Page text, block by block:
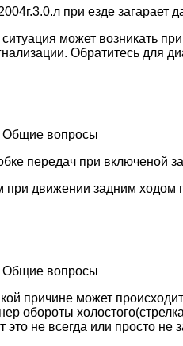
при езде загарает
может возникать
Обратитесь
Общие вопросы
передач при включеной
при движении задним
Общие вопросы
причине может
обороты
это не всегда или просто не